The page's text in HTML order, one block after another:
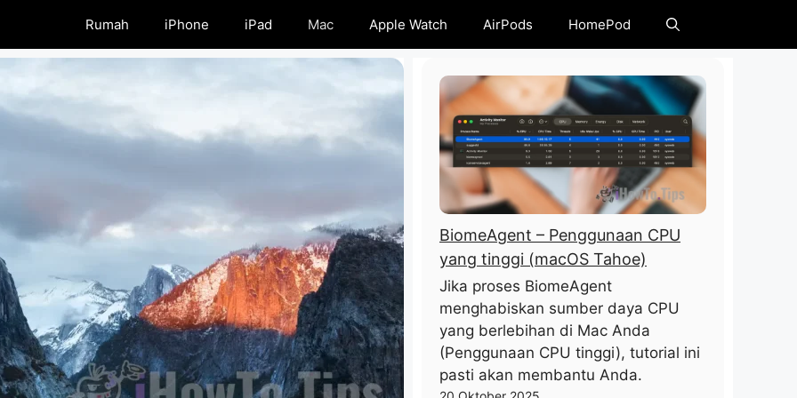
Rumah iPhone iPad Mac Apple Watch AirPods HomePod
BiomeAgent – ​​Penggunaan CPU
yang tinggi (macOS Tahoe)
Jika proses BiomeAgent
menghabiskan sumber daya CPU
yang berlebihan di Mac Anda
(Penggunaan CPU tinggi), tutorial ini
pasti akan membantu Anda.